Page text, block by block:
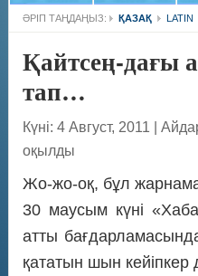
ӘРІП ТАҢДАҢЫЗ: ҚАЗАҚ LATIN
Қайтсең-дағы
тап…
Күні: 4 Август, 2011 |
оқылды
Жо-жо-оқ, бұл
30 маусым күні
атты
қататын шын